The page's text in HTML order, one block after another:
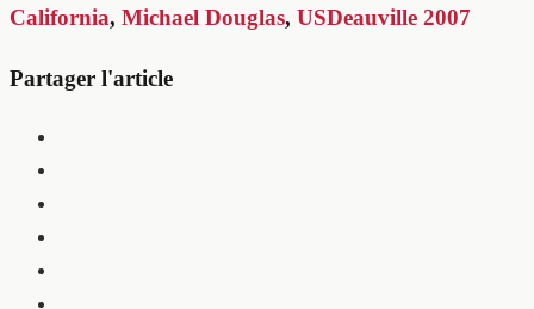
California, Michael Douglas, USDeauville 2007
Partager l'article